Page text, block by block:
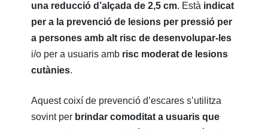
una reducció d’alçada de 2,5 cm. Està indicat
per a la prevenció de lesions per pressió per
a persones amb alt risc de desenvolupar-les
i/o per a usuaris amb risc moderat de lesions
cutànies.
Aquest coixí de prevenció d’escares s’utilitza
sovint per brindar comoditat a usuaris que